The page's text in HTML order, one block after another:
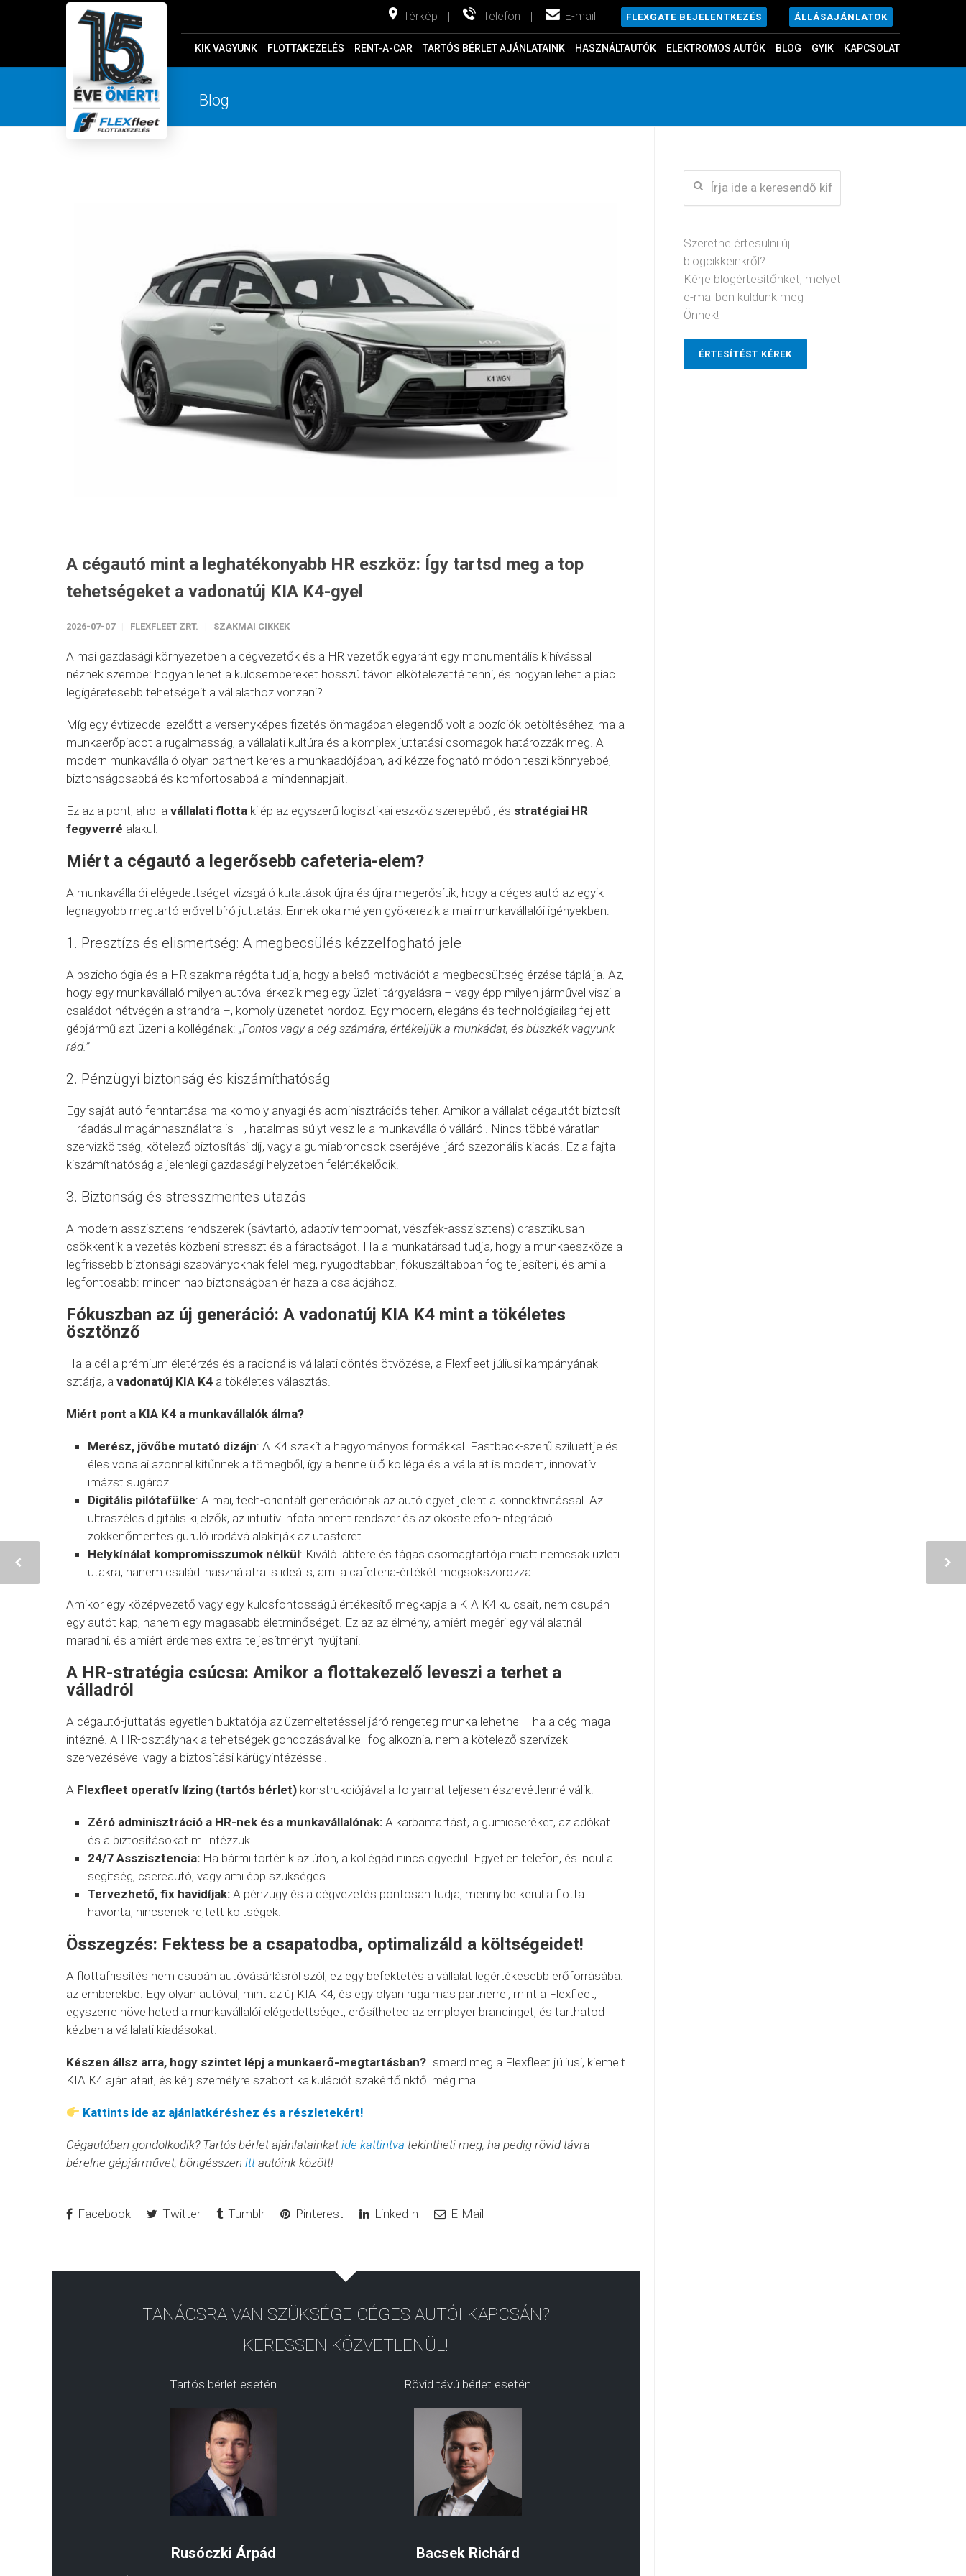
Térkép | Telefon | E-mail | FLEXGATE BEJELENTKEZÉS | ÁLLÁSAJÁNLATOK
KIK VAGYUNK FLOTTAKEZELÉS RENT-A-CAR TARTÓS BÉRLET AJÁNLATAINK HASZNÁLTAUTÓK ELEKTROMOS AUTÓK BLOG GYIK KAPCSOLAT
Blog
A cégautó mint a leghatékonyabb HR eszköz: Így tartsd meg a top
tehetségeket a vadonatúj KIA K4-gyel
2026-07-07 FLEXFLEET ZRT. SZAKMAI CIKKEK
A mai gazdasági környezetben a cégvezetők és a HR vezetők egyaránt egy monumentális kihívással
néznek szembe: hogyan lehet a kulcsembereket hosszú távon elkötelezetté tenni, és hogyan lehet a piac
legígéretesebb tehetségeit a vállalathoz vonzani?
Míg egy évtizeddel ezelőtt a versenyképes fizetés önmagában elegendő volt a pozíciók betöltéséhez, ma a
munkaerőpiacot a rugalmasság, a vállalati kultúra és a komplex juttatási csomagok határozzák meg. A
modern munkavállaló olyan partnert keres a munkaadójában, aki kézzelfogható módon teszi könnyebbé,
biztonságosabbá és komfortosabbá a mindennapjait.
Ez az a pont, ahol a vállalati flotta kilép az egyszerű logisztikai eszköz szerepéből, és stratégiai HR
fegyverré alakul.
Miért a cégautó a legerősebb cafeteria-elem?
A munkavállalói elégedettséget vizsgáló kutatások újra és újra megerősítik, hogy a céges autó az egyik
legnagyobb megtartó erővel bíró juttatás. Ennek oka mélyen gyökerezik a mai munkavállalói igényekben:
1. Presztízs és elismertség: A megbecsülés kézzelfogható jele
A pszichológia és a HR szakma régóta tudja, hogy a belső motivációt a megbecsültség érzése táplálja. Az,
hogy egy munkavállaló milyen autóval érkezik meg egy üzleti tárgyalásra – vagy épp milyen járművel viszi a
családot hétvégén a strandra –, komoly üzenetet hordoz. Egy modern, elegáns és technológiailag fejlett
gépjármű azt üzeni a kollégának: „Fontos vagy a cég számára, értékeljük a munkádat, és büszkék vagyunk
rád.”
2. Pénzügyi biztonság és kiszámíthatóság
Egy saját autó fenntartása ma komoly anyagi és adminisztrációs teher. Amikor a vállalat cégautót biztosít
– ráadásul magánhasználatra is –, hatalmas súlyt vesz le a munkavállaló válláról. Nincs többé váratlan
szervizköltség, kötelező biztosítási díj, vagy a gumiabroncsok cseréjével járó szezonális kiadás. Ez a fajta
kiszámíthatóság a jelenlegi gazdasági helyzetben felértékelődik.
3. Biztonság és stresszmentes utazás
A modern asszisztens rendszerek (sávtartó, adaptív tempomat, vészfék-asszisztens) drasztikusan
csökkentik a vezetés közbeni stresszt és a fáradtságot. Ha a munkatársad tudja, hogy a munkaeszköze a
legfrissebb biztonsági szabványoknak felel meg, nyugodtabban, fókuszáltabban fog teljesíteni, és ami a
legfontosabb: minden nap biztonságban ér haza a családjához.
Fókuszban az új generáció: A vadonatúj KIA K4 mint a tökéletes
ösztönző
Ha a cél a prémium életérzés és a racionális vállalati döntés ötvözése, a Flexfleet júliusi kampányának
sztárja, a vadonatúj KIA K4 a tökéletes választás.
Miért pont a KIA K4 a munkavállalók álma?
Merész, jövőbe mutató dizájn: A K4 szakít a hagyományos formákkal. Fastback-szerű sziluettje és
éles vonalai azonnal kitűnnek a tömegből, így a benne ülő kolléga és a vállalat is modern, innovatív
imázst sugároz.
Digitális pilótafülke: A mai, tech-orientált generációnak az autó egyet jelent a konnektivitással. Az
ultraszéles digitális kijelzők, az intuitív infotainment rendszer és az okostelefon-integráció
zökkenőmentes guruló irodává alakítják az utasteret.
Helykínálat kompromisszumok nélkül: Kiváló lábtere és tágas csomagtartója miatt nemcsak üzleti
utakra, hanem családi használatra is ideális, ami a cafeteria-értékét megsokszorozza.
Amikor egy középvezető vagy egy kulcsfontosságú értékesítő megkapja a KIA K4 kulcsait, nem csupán
egy autót kap, hanem egy magasabb életminőséget. Ez az az élmény, amiért megéri egy vállalatnál
maradni, és amiért érdemes extra teljesítményt nyújtani.
A HR-stratégia csúcsa: Amikor a flottakezelő leveszi a terhet a
válladról
A cégautó-juttatás egyetlen buktatója az üzemeltetéssel járó rengeteg munka lehetne – ha a cég maga
intézné. A HR-osztálynak a tehetségek gondozásával kell foglalkoznia, nem a kötelező szervizek
szervezésével vagy a biztosítási kárügyintézéssel.
A Flexfleet operatív lízing (tartós bérlet) konstrukciójával a folyamat teljesen észrevétlenné válik:
Zéró adminisztráció a HR-nek és a munkavállalónak: A karbantartást, a gumicseréket, az adókat
és a biztosításokat mi intézzük.
24/7 Asszisztencia: Ha bármi történik az úton, a kollégád nincs egyedül. Egyetlen telefon, és indul a
segítség, csereautó, vagy ami épp szükséges.
Tervezhető, fix havidíjak: A pénzügy és a cégvezetés pontosan tudja, mennyibe kerül a flotta
havonta, nincsenek rejtett költségek.
Összegzés: Fektess be a csapatodba, optimalizáld a költségeidet!
A flottafrissítés nem csupán autóvásárlásról szól; ez egy befektetés a vállalat legértékesebb erőforrásába:
az emberekbe. Egy olyan autóval, mint az új KIA K4, és egy olyan rugalmas partnerrel, mint a Flexfleet,
egyszerre növelheted a munkavállalói elégedettséget, erősítheted az employer brandinget, és tarthatod
kézben a vállalati kiadásokat.
Készen állsz arra, hogy szintet lépj a munkaerő-megtartásban? Ismerd meg a Flexfleet júliusi, kiemelt
KIA K4 ajánlatait, és kérj személyre szabott kalkulációt szakértőinktől még ma!
Kattints ide az ajánlatkéréshez és a részletekért!
Cégautóban gondolkodik? Tartós bérlet ajánlatainkatide kattintva tekintheti meg, ha pedig rövid távra
bérelne gépjárművet, böngésszen ittautóink között!
Facebook Twitter Tumblr Pinterest LinkedIn E-Mail
TANÁCSRA VAN SZÜKSÉGE CÉGES AUTÓI KAPCSÁN?
KERESSEN KÖZVETLENÜL!
Tartós bérlet esetén
Rusóczki Árpád
Rövid távú bérlet esetén
Bacsek Richárd
Szeretne értesülni új
blogcikkeinkről?
Kérje blogértesítőnket, melyet
e-mailben küldünk meg
Önnek!
ÉRTESÍTÉST KÉREK